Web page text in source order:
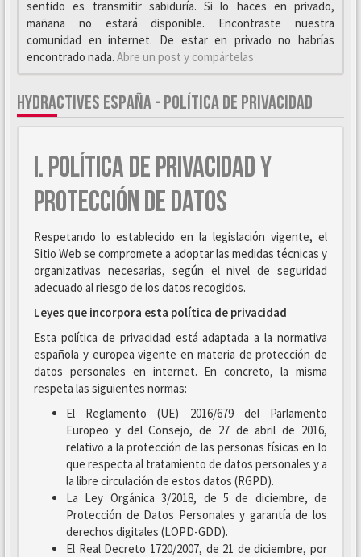
sentido es transmitir sabiduría. Si lo haces en privado,
mañana no estará disponible. Encontraste nuestra
comunidad en internet. De estar en privado no habrías
encontrado nada. Abre un post y compártelas
HYDRACTIVES ESPAÑA - POLÍTICA DE PRIVACIDAD
I. POLÍTICA DE PRIVACIDAD Y
PROTECCIÓN DE DATOS
Respetando lo establecido en la legislación vigente, el
Sitio Web se compromete a adoptar las medidas técnicas y
organizativas necesarias, según el nivel de seguridad
adecuado al riesgo de los datos recogidos.
Leyes que incorpora esta política de privacidad
Esta política de privacidad está adaptada a la normativa
española y europea vigente en materia de protección de
datos personales en internet. En concreto, la misma
respeta las siguientes normas:
El Reglamento (UE) 2016/679 del Parlamento
Europeo y del Consejo, de 27 de abril de 2016,
relativo a la protección de las personas físicas en lo
que respecta al tratamiento de datos personales y a
la libre circulación de estos datos (RGPD).
La Ley Orgánica 3/2018, de 5 de diciembre, de
Protección de Datos Personales y garantía de los
derechos digitales (LOPD-GDD).
El Real Decreto 1720/2007, de 21 de diciembre, por